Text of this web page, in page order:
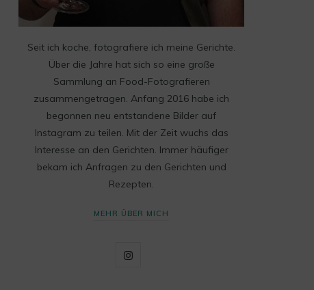
Seit ich koche, fotografiere ich meine Gerichte.
Über die Jahre hat sich so eine große
Sammlung an Food-Fotografieren
zusammengetragen. Anfang 2016 habe ich
begonnen neu entstandene Bilder auf
Instagram zu teilen. Mit der Zeit wuchs das
Interesse an den Gerichten. Immer häufiger
bekam ich Anfragen zu den Gerichten und
Rezepten.
MEHR ÜBER MICH
I